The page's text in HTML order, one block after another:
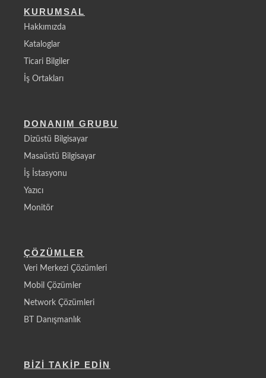
KURUMSAL
Hakkımızda
Kataloglar
Ticari Bilgiler
İş Ortakları
DONANIM GRUBU
Dizüstü Bilgisayar
Masaüstü Bilgisayar
İş İstasyonu
Yazıcı
Monitör
ÇÖZÜMLER
Veri Merkezi Çözümleri
Mobil Çözümler
Network Çözümleri
BT Danışmanlık
BİZİ TAKİP EDİN